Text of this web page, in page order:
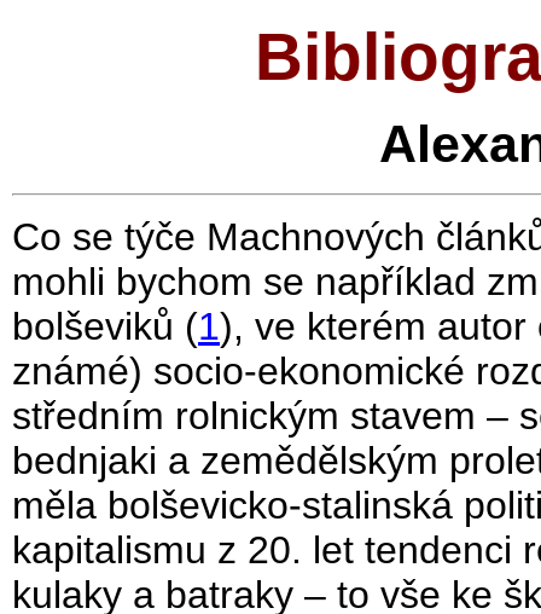
Co se týče Machnových
mohli bychom se například
bolševiků (1), ve kterém autor
známé) socio-ekonomické
středním rolnickým stavem –
bednjaki a zemědělským
měla bolševicko-stalinská
kapitalismu z 20. let tendenci
kulaky a batraky – to vše ke